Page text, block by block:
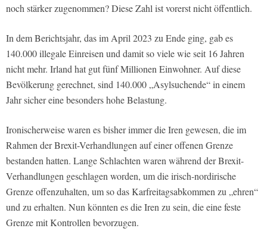
noch stärker zugenommen? Diese Zahl ist vorerst nicht öffentlich.
In dem Berichtsjahr, das im April 2023 zu Ende ging, gab es
140.000 illegale Einreisen und damit so viele wie seit 16 Jahren
nicht mehr. Irland hat gut fünf Millionen Einwohner. Auf diese
Bevölkerung gerechnet, sind 140.000 „Asylsuchende“ in einem
Jahr sicher eine besonders hohe Belastung.
Ironischerweise waren es bisher immer die Iren gewesen, die im
Rahmen der Brexit-Verhandlungen auf einer offenen Grenze
bestanden hatten. Lange Schlachten waren während der Brexit-
Verhandlungen geschlagen worden, um die irisch-nordirische
Grenze offenzuhalten, um so das Karfreitagsabkommen zu „ehren“
und zu erhalten. Nun könnten es die Iren zu sein, die eine feste
Grenze mit Kontrollen bevorzugen.